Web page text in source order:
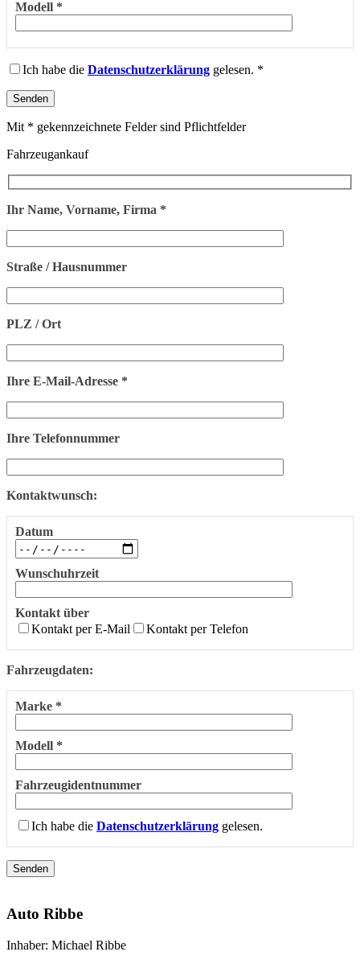
Modell *
Ich habe die Datenschutzerklärung gelesen. *
Mit * gekennzeichnete Felder sind Pflichtfelder
Fahrzeugankauf
Ihr Name, Vorname, Firma *
Straße / Hausnummer
PLZ / Ort
Ihre E-Mail-Adresse *
Ihre Telefonnummer
Kontaktwunsch:
Datum
Wunschuhrzeit
Kontakt über
Kontakt per E-Mail
Kontakt per Telefon
Fahrzeugdaten:
Marke *
Modell *
Fahrzeugidentnummer
Ich habe die Datenschutzerklärung gelesen.
Auto Ribbe
Inhaber: Michael Ribbe